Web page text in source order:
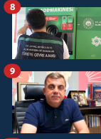
8
9